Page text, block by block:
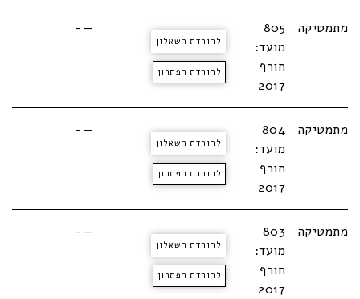
מתמטיקה
805
מועד:
חורף
2017
להורדת השאלון
להורדת הפתרון
—-
מתמטיקה
804
מועד:
חורף
2017
להורדת השאלון
להורדת הפתרון
—-
מתמטיקה
803
מועד:
חורף
2017
להורדת השאלון
להורדת הפתרון
—-